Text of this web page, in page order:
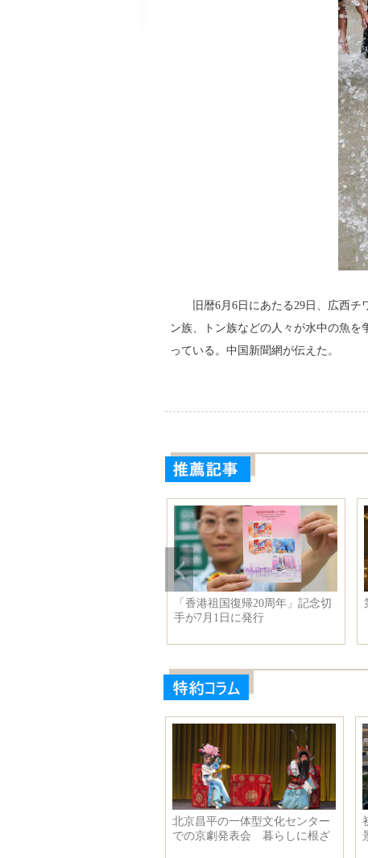
旧暦6月6日にあたる29日、広西
ン族、トン族などの人々が水中の魚
っている。中国新聞網が伝えた。
「風情シルクロード
江」当代名家作品展が香